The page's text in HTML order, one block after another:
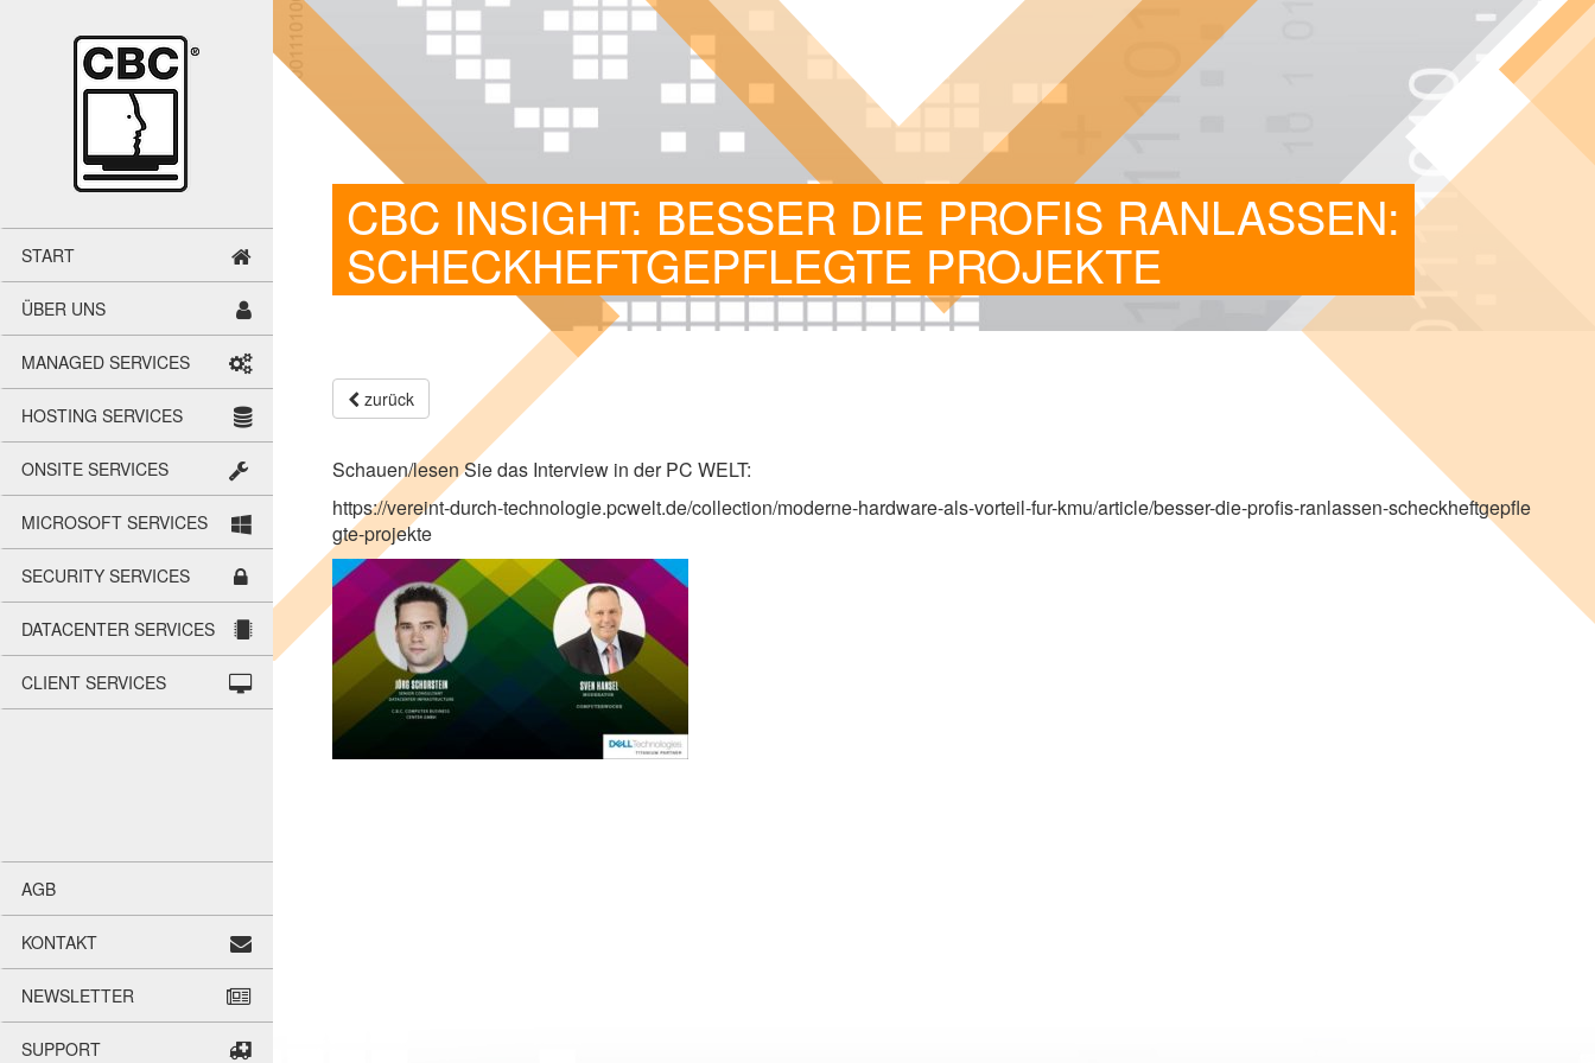
START
ÜBER UNS
MANA­GED SER­VICES
HOS­TING SER­VICES
ONSITE SER­VICES
MICRO­SOFT SER­VICES
SECU­RITY SER­VICES
DATA­CEN­TER SER­VICES
CLI­ENT SER­VICES
AGB
KON­TAKT
NEWS­LET­TER
SUP­PORT
CBC INSIGHT: BESSER DIE PROFIS RANLASSEN:
SCHECKHEFTGEPFLEGTE PROJEKTE
zurück
Schauen/​lesen Sie das Inter­view in derPC WELT:
https://​ver​eint​-durch​-tech​no​lo​gie​.pcwelt​.de/​c​o​l​l​e​c​t​i​o​n​/​m​o​d​e​r​n​e​-​h​a​r​d​w​a​r​e​-​a​l​s​-​v​o​r​t​e​i​l​-​f​u​r​-​k​m​u​/​a​r​t​i​c​l​e​/​b​e​s​s​e​r​-​d​i​e​-​p​r​o​f​i​s​-​r​a​n​l​a​s​s​e​n​-​s​c​h​e​c​k​h​e​f​t​g​e​p​f​l​e​
g​t​e​-​p​r​o​jekte